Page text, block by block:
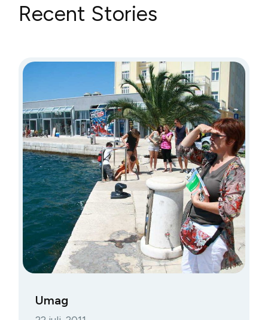
Recent Stories
Umag